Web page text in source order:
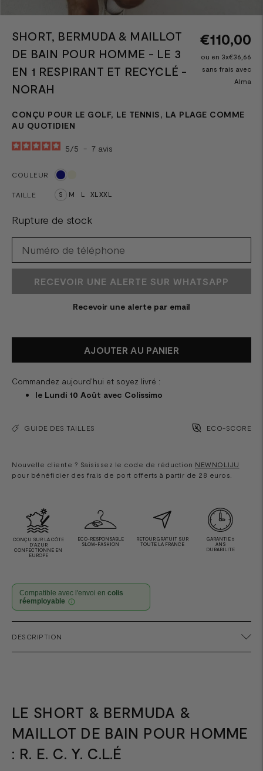
SHORT, BERMUDA & MAILLOT
DE BAIN POUR HOMME - LE 3
EN 1 RESPIRANT ET RECYCLÉ -
NORAH
€110,00
ou en 3x€36,66
sans frais avec
Alma
CONÇU POUR LE GOLF, LE TENNIS, LA PLAGE COMME
AU QUOTIDIEN
5/5 - 7 avis
COULEUR
TAILLE S M L XL XXL
Rupture de stock
RECEVOIR UNE ALERTE SUR WHATSAPP
Recevoir une alerte par email
AJOUTER AU PANIER
Commandez aujourd'hui et soyez livré :
le Lundi 10 Août avec Colissimo
GUIDE DES TAILLES ECO-SCORE
Nouvelle cliente ? Saisissez le code de réduction NEWNOLIJU
pour bénéficier des frais de port offerts à partir de 28 euros.
CONÇU SUR LA CÔTE
D'AZUR
CONFECTIONNÉ EN
EUROPE
ECO-RESPONSABLE
SLOW-FASHION
RETOUR GRATUIT SUR
TOUTE LA FRANCE
GARANTIE 5
ANS
DURABILITE
Compatible avec l'envoi en colis
réemployable
un
produit
DESCRIPTION
LE SHORT & BERMUDA &
MAILLOT DE BAIN POUR HOMME
: R. E. C. Y. C.L.É